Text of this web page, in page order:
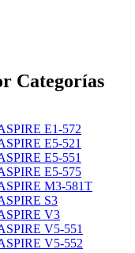
Categorías
E1-572
E5-521
E5-551
E5-575
M3-581T
S3
V3
V5-551
V5-552